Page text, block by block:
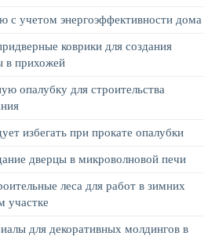
с учетом энергоэффективности дома
коврики для создания
в прихожей
опалубку для строительства
избегать при прокате опалубки
дверцы в микроволновой печи
леса для работ в зимних
участке
для декоративных молдингов в